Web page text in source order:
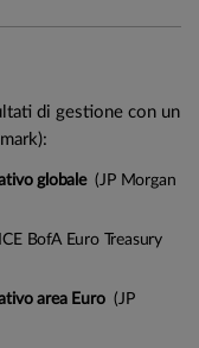
di gestione con un
globale(JP Morgan
BofA Euro Treasury
area Euro(JP